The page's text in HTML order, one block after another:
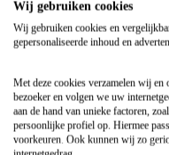
Airfryer
Frituurpan
Contactgrill
Broodbakmachine
Broodrooster
Wij gebruiken cookies
Wij gebruiken cookies en
gepersonaliseerde inhoud en
Met deze cookies verzamelen wij en
bezoeker en volgen we uw
aan de hand van unieke factoren,
persoonlijke profiel op. Hiermee
voorkeuren. Ook kunnen wij zo